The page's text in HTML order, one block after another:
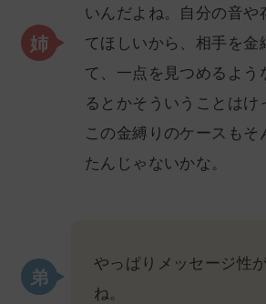
いんだよね。自分の音や
てほしいから、相手を金
て、一点を見つめるよう
るとかそういうことはけ
この金縛りのケースもそ
たんじゃないかな。
やっぱりメッセージ性
ね。